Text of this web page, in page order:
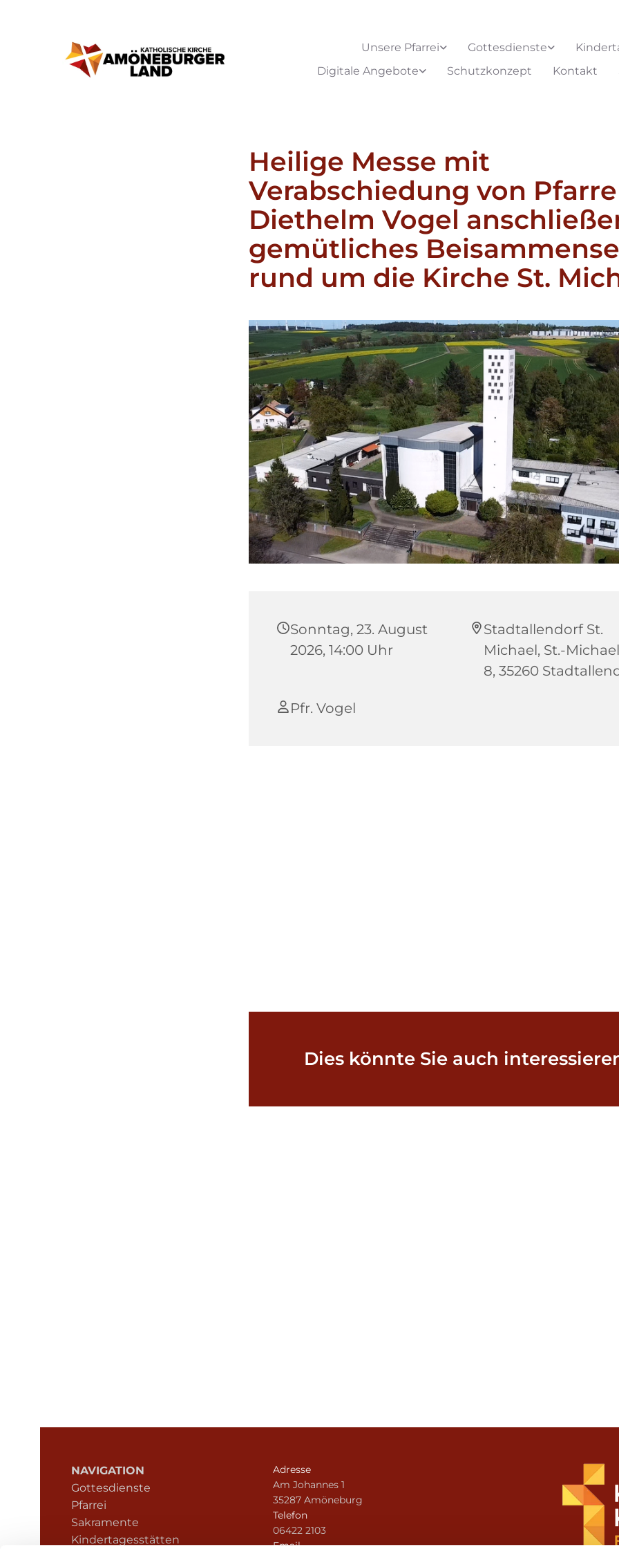
Unsere Pfarrei Gottesdienste
Digitale Angebote
Schutzkonzept Kontakt
Heilige Messe mit
Verabschiedung von
Diethelm Vogel
gemütliches
rund um die Kirche St.
Sonntag, 23. August
2026, 14:00 Uhr
Stadtallendorf St.
Michael, St.-
8, 35260
Pfr. Vogel
Dies könnte Sie auch
NAVIGATION
Gottesdienste
Pfarrei
Sakramente
Kindertagesstätten
Adresse
Am Johannes 1
35287 Amöneburg
Telefon
06422 2103
Email